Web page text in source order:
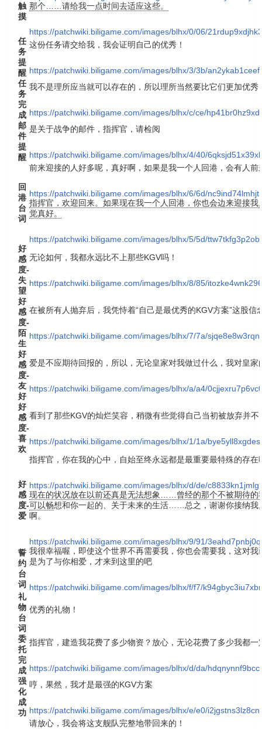
触
摸
那个……请给我一点时间去适应这些。
https://patchwiki.biligame.com/images/blhx/0/06/
任
务
提
醒
这份任务请交给我，我会证明自己的优秀！
https://patchwiki.biligame.com/images/blhx/3/3b/
任
务
完
成
我不是理所应当就可以存在的，所以理所当然要比它们更加优秀
https://patchwiki.biligame.com/images/blhx/c/ce/
邮
件
提
醒
是关于战争的邮件，指挥官，请检阅
https://patchwiki.biligame.com/images/blhx/4/40/
回
港
台
词
前来迎接的人好多呢，真好啊，如果是我一个人回港，会有人
https://patchwiki.biligame.com/images/blhx/6/6d/
指挥官，欢迎回来。如果现在我一个人回港，你也会边来迎接
觉真好。
https://patchwiki.biligame.com/images/blhx/5/5d/
好
感
度-
失
望
无论如何，我都永远比不上那些KGV吗！
https://patchwiki.biligame.com/images/blhx/8/85/
好
感
度-
陌
生
在被所有人抛弃后，我凭恃着“自己是最优秀的KGV方案”这股
https://patchwiki.biligame.com/images/blhx/7/7a/
好
感
度-
友
好
爱是不应期待回报的，所以，无论皇家对我做过什么，我对皇家
https://patchwiki.biligame.com/images/blhx/a/a4/
好
感
度-
喜
欢
看到了那些KGV的灿烂笑容，稍微有些觉得自己当初被放弃并不
https://patchwiki.biligame.com/images/blhx/1/1a/
好
感
度-
爱
指挥官，你在我的心中，自始至终永远都是最重要最特殊的存在
https://patchwiki.biligame.com/images/blhx/d/de/
现在的状况放在以前还真是无法想象……曾经的那个不被期待的
可以畅想和你一起的、关于未来的生活……总之，谢谢你接纳我
啊。
https://patchwiki.biligame.com/images/blhx/9/91/
誓
约
台
词
我很幸福喔，即使这个世界不再需要我，你也会需要我，这对
是为了与你相爱，才来到这里的吧
https://patchwiki.biligame.com/images/blhx/f/f7/
礼
物
台
词
优秀的礼物！
委
托
完
成
指挥官，建造我花费了多少物资？放心，无论花费了多少我都一
https://patchwiki.biligame.com/images/blhx/d/da/
强
化
成
功
哼，果然，我才是最强的KGV方案
https://patchwiki.biligame.com/images/blhx/e/e0/
请放心，我会将这支舰队完整地带回来的！